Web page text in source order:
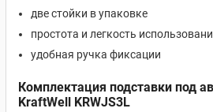
две стойки в упаковке
простота и легкость
удобная ручка фиксации
Комплектация подставки под
KraftWell KRWJS3L